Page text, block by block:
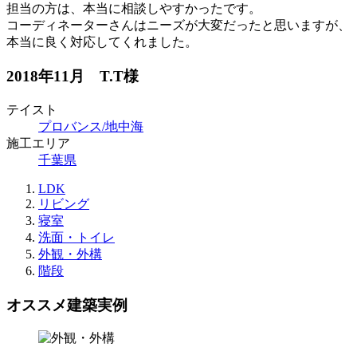
担当の方は、本当に相談しやすかったです。
コーディネーターさんはニーズが大変だったと思いますが、
本当に良く対応してくれました。
2018年11月 T.T様
テイスト
プロバンス/地中海
施工エリア
千葉県
LDK
リビング
寝室
洗面・トイレ
外観・外構
階段
オススメ建築実例